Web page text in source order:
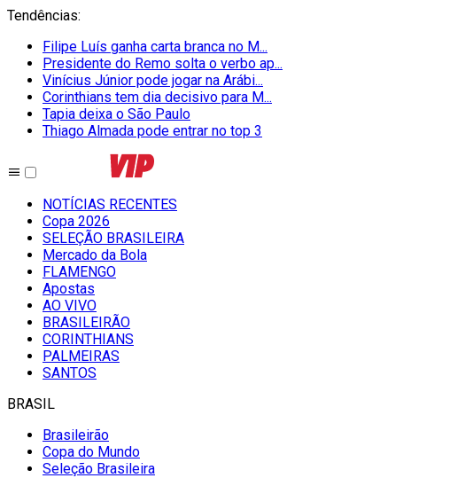
Tendências:
Filipe Luís ganha carta branca no M...
Presidente do Remo solta o verbo ap...
Vinícius Júnior pode jogar na Arábi...
Corinthians tem dia decisivo para M...
Tapia deixa o São Paulo
Thiago Almada pode entrar no top 3
NOTÍCIAS RECENTES
Copa 2026
SELEÇÃO BRASILEIRA
Mercado da Bola
FLAMENGO
Apostas
AO VIVO
BRASILEIRÃO
CORINTHIANS
PALMEIRAS
SANTOS
BRASIL
Brasileirão
Copa do Mundo
Seleção Brasileira